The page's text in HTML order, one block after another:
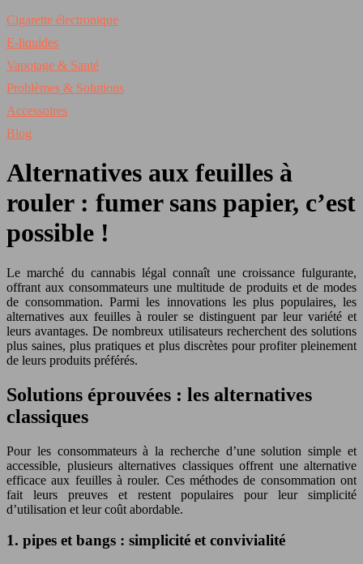
Cigarette électronique
E-liquides
Vapotage & Santé
Problèmes & Solutions
Accessoires
Blog
Alternatives aux feuilles à
rouler : fumer sans papier, c’est
possible !
Le marché du cannabis légal connaît une croissance fulgurante,
offrant aux consommateurs une multitude de produits et de modes
de consommation. Parmi les innovations les plus populaires, les
alternatives aux feuilles à rouler se distinguent par leur variété et
leurs avantages. De nombreux utilisateurs recherchent des solutions
plus saines, plus pratiques et plus discrètes pour profiter pleinement
de leurs produits préférés.
Solutions éprouvées : les alternatives
classiques
Pour les consommateurs à la recherche d’une solution simple et
accessible, plusieurs alternatives classiques offrent une alternative
efficace aux feuilles à rouler. Ces méthodes de consommation ont
fait leurs preuves et restent populaires pour leur simplicité
d’utilisation et leur coût abordable.
1. pipes et bangs : simplicité et convivialité